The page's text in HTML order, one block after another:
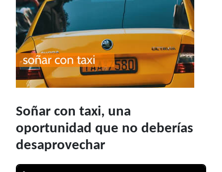
Soñar con taxi, una
oportunidad que no deberías
desaprovechar